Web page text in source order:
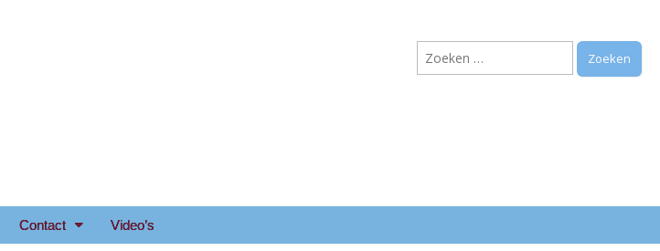
Arnhem e.o.
Zoeken
naar:
Contact Video’s